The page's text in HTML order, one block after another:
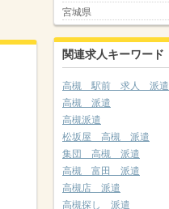
宮城県
関連求人キーワード
高槻 駅前 求人 派遣
高槻 派遣
高槻派遣
松坂屋 高槻 派遣
集団 高槻 派遣
高槻 富田 派遣
高槻店 派遣
高槻探し 派遣